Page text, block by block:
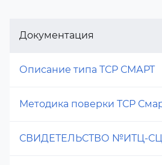
Документация
Описание типа ТСР СМАРТ
Методика поверки ТСР
СВИДЕТЕЛЬСТВО №ИТЦ-